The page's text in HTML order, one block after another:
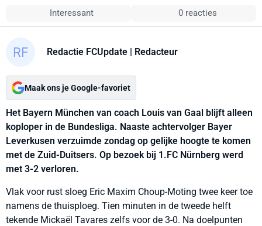
Interessant 0 reacties
Redactie FCUpdate | Redacteur
Maak ons je Google-favoriet
Het Bayern München van coach Louis van Gaal blijft alleen
koploper in de Bundesliga. Naaste achtervolger Bayer
Leverkusen verzuimde zondag op gelijke hoogte te komen
met de Zuid-Duitsers. Op bezoek bij 1.FC Nürnberg werd
met 3-2 verloren.
Vlak voor rust sloeg Eric Maxim Choup-Moting twee keer toe
namens de thuisploeg. Tien minuten in de tweede helft
tekende Mickaël Tavares zelfs voor de 3-0. Na doelpunten